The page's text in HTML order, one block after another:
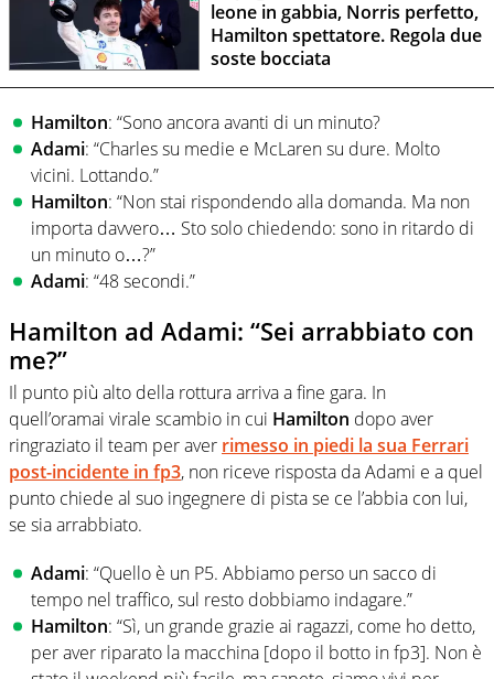
leone in gabbia, Norris perfetto,
Hamilton spettatore. Regola due
soste bocciata
Hamilton: “Sono ancora avanti di un minuto?
Adami: “Charles su medie e McLaren su dure. Molto
vicini. Lottando.”
Hamilton: “Non stai rispondendo alla domanda. Ma non
importa davvero… Sto solo chiedendo: sono in ritardo di
un minuto o…?”
Adami: “48 secondi.”
Hamilton ad Adami: “Sei arrabbiato con
me?”
Il punto più alto della rottura arriva a fine gara. In
quell’oramai virale scambio in cui Hamilton dopo aver
ringraziato il team per aver rimesso in piedi la sua Ferrari
post-incidente in fp3, non riceve risposta da Adami e a quel
punto chiede al suo ingegnere di pista se ce l’abbia con lui,
se sia arrabbiato.
Adami: “Quello è un P5. Abbiamo perso un sacco di
tempo nel traffico, sul resto dobbiamo indagare.”
Hamilton: “Sì, un grande grazie ai ragazzi, come ho detto,
per aver riparato la macchina [dopo il botto in fp3]. Non è